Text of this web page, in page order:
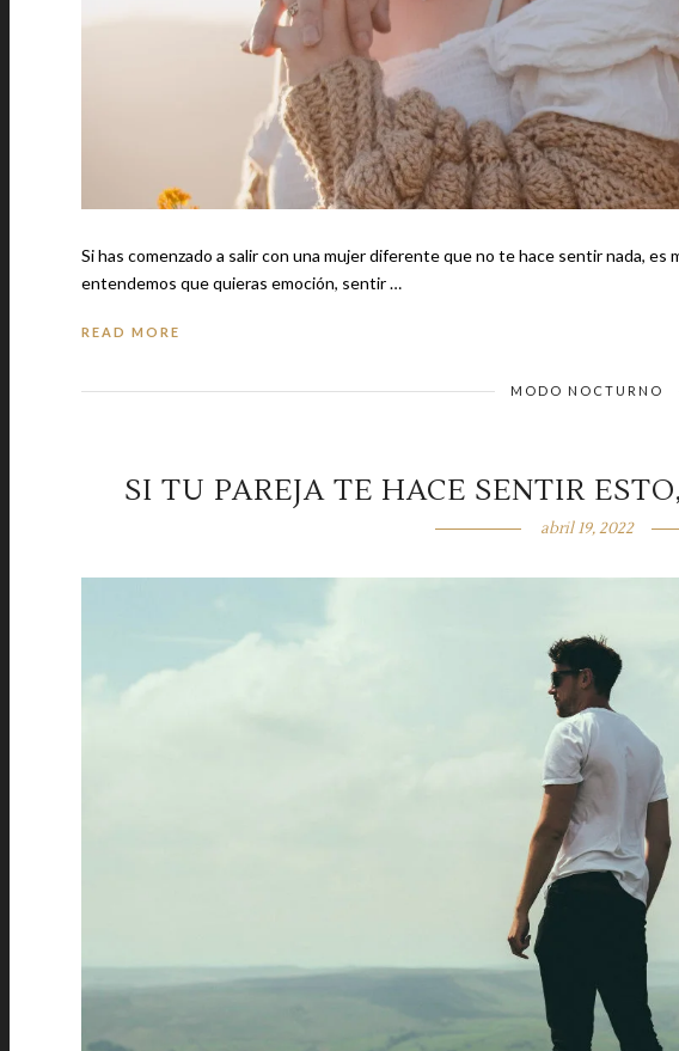
Si has comenzado a salir con una mujer diferente que no te hace sentir nada, es
entendemos que quieras emoción, sentir …
READ MORE
MODO NOCTURNO
SI TU PAREJA TE HACE SENTIR
abril 19, 2022